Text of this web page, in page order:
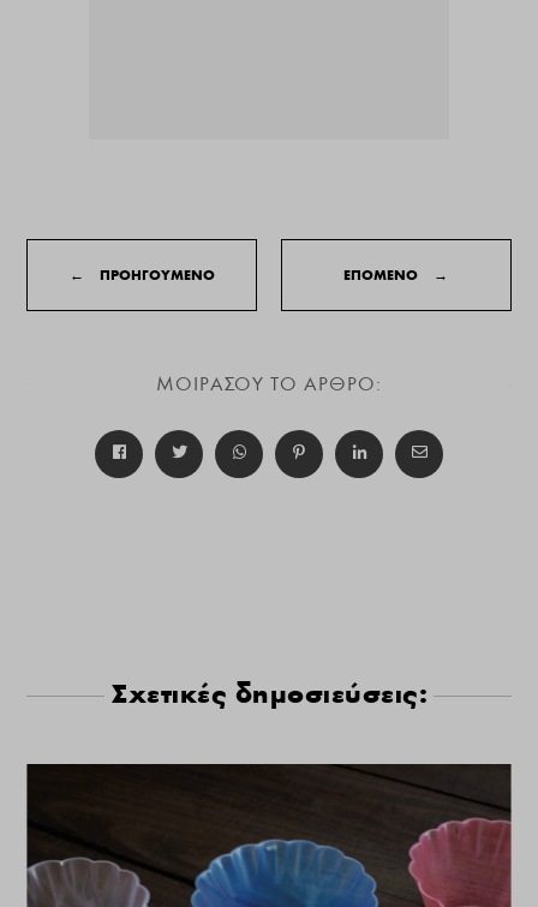
← ΠΡΟΗΓΟΥΜΕΝΟ ΕΠΟΜΕΝΟ →
ΜΟΙΡΑΣΟΥ ΤΟ ΑΡΘΡΟ:
Σχετικές δημοσιεύσεις: